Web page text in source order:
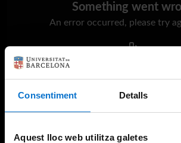
Consentiment Detalls
Aquest lloc web utilitza galetes
Something went
An error occurred, please try